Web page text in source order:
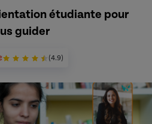
(4.9)
étudiante pour
guider